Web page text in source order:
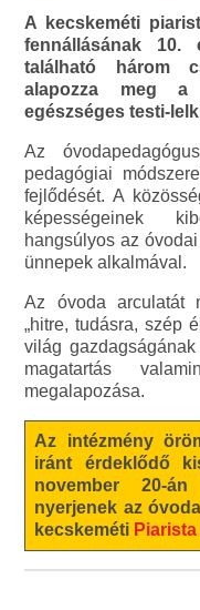
A kecskeméti
fennállásának 10.
található három
alapozza meg
egészséges testi-
Az
pedagógiai
fejlődését. A
képességeinek
hangsúlyos az
ünnepek alkalmával.
Az óvoda arculatát
„hitre, tudásra, szép
világ
magatartás
megalapozása.
Az intézmény
iránt érdeklődő
november 20-
nyerjenek az
kecskeméti